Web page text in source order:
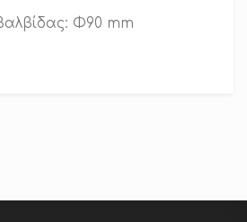
: Φ90 mm